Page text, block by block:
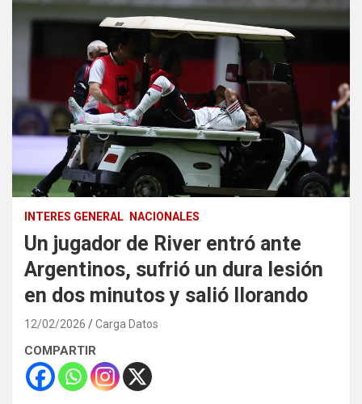
INTERES GENERAL NACIONALES
Un jugador de River entró ante
Argentinos, sufrió un dura lesión
en dos minutos y salió llorando
12/02/2026 Carga Datos
COMPARTIR